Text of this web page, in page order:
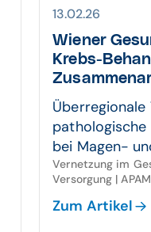
13.02.26
Wiener
Krebs-
bei Magen-
Vernetzung im
Versorgung |
Zum Artikel